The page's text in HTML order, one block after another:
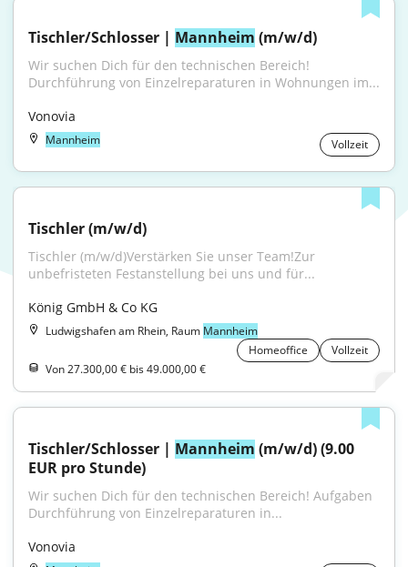
Tischler/Schlosser | Mannheim (m/w/d)
Wir suchen Dich für den technischen Bereich!
Durchführung von Einzelreparaturen in Wohnungen im...
Vonovia
Mannheim Vollzeit
Tischler (m/w/d)
Tischler (m/w/d)Verstärken Sie unser Team!Zur
unbefristeten Festanstellung bei uns und für...
König GmbH & Co KG
Ludwigshafen am Rhein, Raum Mannheim
Homeoffice
Vollzeit
Von 27.300,00 € bis 49.000,00 €
Tischler/Schlosser | Mannheim (m/w/d) (9.00
EUR pro Stunde)
Wir suchen Dich für den technischen Bereich! Aufgaben
Durchführung von Einzelreparaturen in...
Vonovia